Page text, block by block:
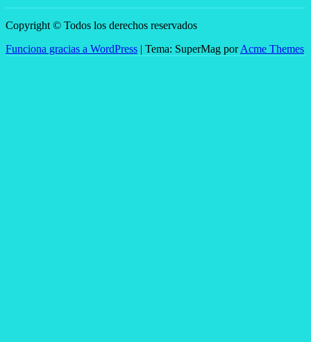
Copyright © Todos los derechos reservados
Funciona gracias a WordPress | Tema: SuperMag porAcme Themes